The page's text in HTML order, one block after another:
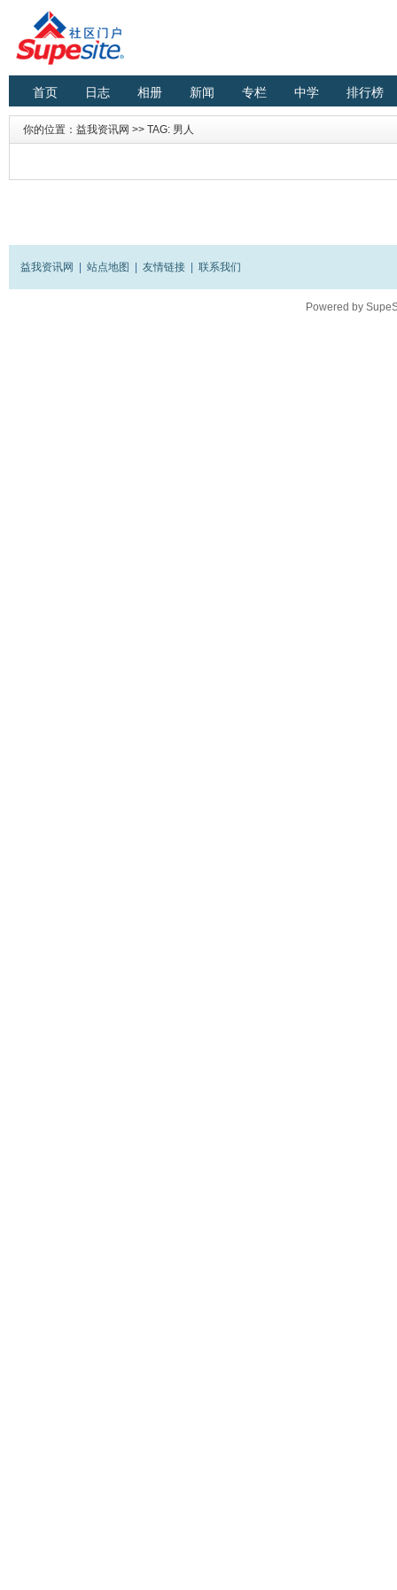
首页 日志 相册 新闻 专栏 中学 排行榜
你的位置： 益我资讯网 >> TAG: 男人
益我资讯网 站点地图 友情链接 联系我们
Powered by